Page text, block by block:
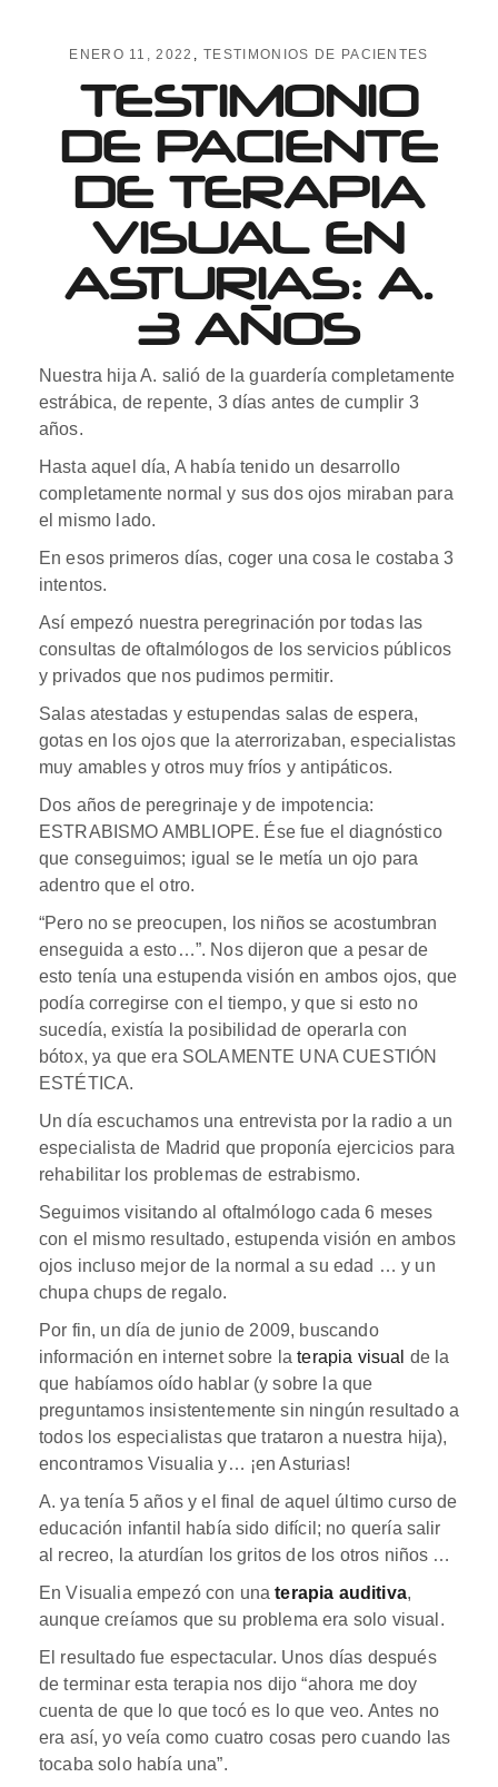
ENERO 11, 2022 TESTIMONIOS DE PACIENTES
TESTIMONIO
DE PACIENTE
DE TERAPIA
VISUAL EN
ASTURIAS: A.
3 AÑOS
Nuestra hija A. salió de la guardería completamente
estrábica, de repente, 3 días antes de cumplir 3
años.
Hasta aquel día, A había tenido un desarrollo
completamente normal y sus dos ojos miraban para
el mismo lado.
En esos primeros días, coger una cosa le costaba 3
intentos.
Así empezó nuestra peregrinación por todas las
consultas de oftalmólogos de los servicios públicos
y privados que nos pudimos permitir.
Salas atestadas y estupendas salas de espera,
gotas en los ojos que la aterrorizaban, especialistas
muy amables y otros muy fríos y antipáticos.
Dos años de peregrinaje y de impotencia:
ESTRABISMO AMBLIOPE. Ése fue el diagnóstico
que conseguimos; igual se le metía un ojo para
adentro que el otro.
“Pero no se preocupen, los niños se acostumbran
enseguida a esto…”. Nos dijeron que a pesar de
esto tenía una estupenda visión en ambos ojos, que
podía corregirse con el tiempo, y que si esto no
sucedía, existía la posibilidad de operarla con
bótox, ya que era SOLAMENTE UNA CUESTIÓN
ESTÉTICA.
Un día escuchamos una entrevista por la radio a un
especialista de Madrid que proponía ejercicios para
rehabilitar los problemas de estrabismo.
Seguimos visitando al oftalmólogo cada 6 meses
con el mismo resultado, estupenda visión en ambos
ojos incluso mejor de la normal a su edad … y un
chupa chups de regalo.
Por fin, un día de junio de 2009, buscando
información en internet sobre laterapia visual de la
que habíamos oído hablar (y sobre la que
preguntamos insistentemente sin ningún resultado a
todos los especialistas que trataron a nuestra hija),
encontramos Visualia y… ¡en Asturias!
A. ya tenía 5 años y el final de aquel último curso de
educación infantil había sido difícil; no quería salir
al recreo, la aturdían los gritos de los otros niños …
En Visualia empezó con unaterapia auditiva,
aunque creíamos que su problema era solo visual.
El resultado fue espectacular. Unos días después
de terminar esta terapia nos dijo “ahora me doy
cuenta de que lo que tocó es lo que veo. Antes no
era así, yo veía como cuatro cosas pero cuando las
tocaba solo había una”.